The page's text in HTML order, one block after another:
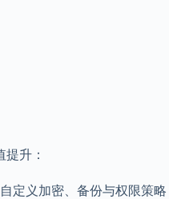
升：
定义加密、备份与权限策